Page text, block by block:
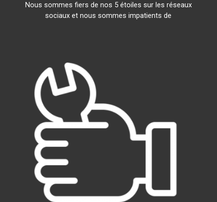
Nous sommes fiers de nos 5 étoiles sur les réseaux
sociaux et nous sommes impatients de